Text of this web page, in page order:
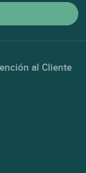
al Cliente